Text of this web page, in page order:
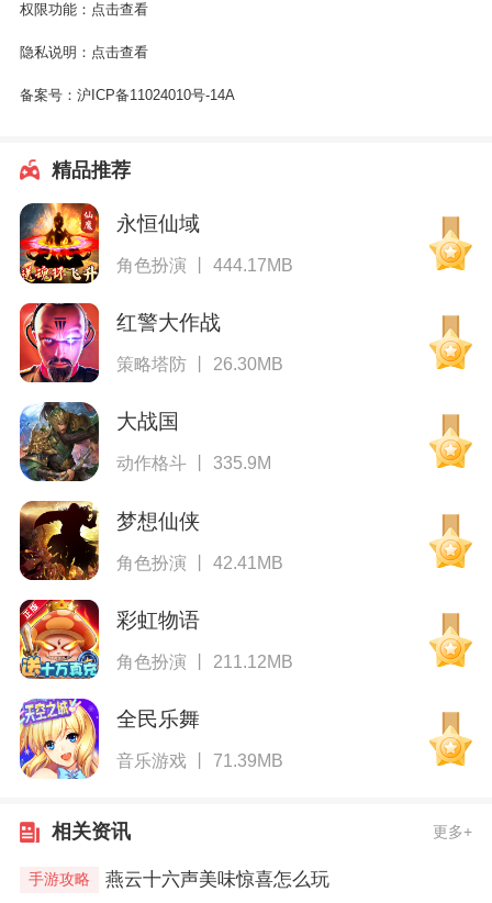
权限功能： 点击查看
隐私说明： 点击查看
备案号： 沪ICP备11024010号-14A
精品推荐
永恒仙域
角色扮演 丨 444.17MB
红警大作战
策略塔防 丨 26.30MB
大战国
动作格斗 丨 335.9M
梦想仙侠
角色扮演 丨 42.41MB
彩虹物语
角色扮演 丨 211.12MB
全民乐舞
音乐游戏 丨 71.39MB
相关资讯 更多+
手游攻略 燕云十六声‌美味惊喜‌怎么玩